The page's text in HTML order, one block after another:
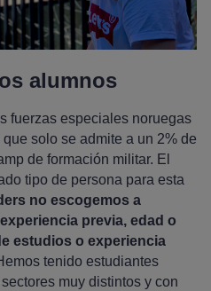
alumnos
fuerzas especiales noruegas
solo se admite a un 2% de
de formación militar. El
tipo de persona para esta
no escogemos a
previa, edad o
estudios o experiencia
tenido estudiantes
muy distintos y con